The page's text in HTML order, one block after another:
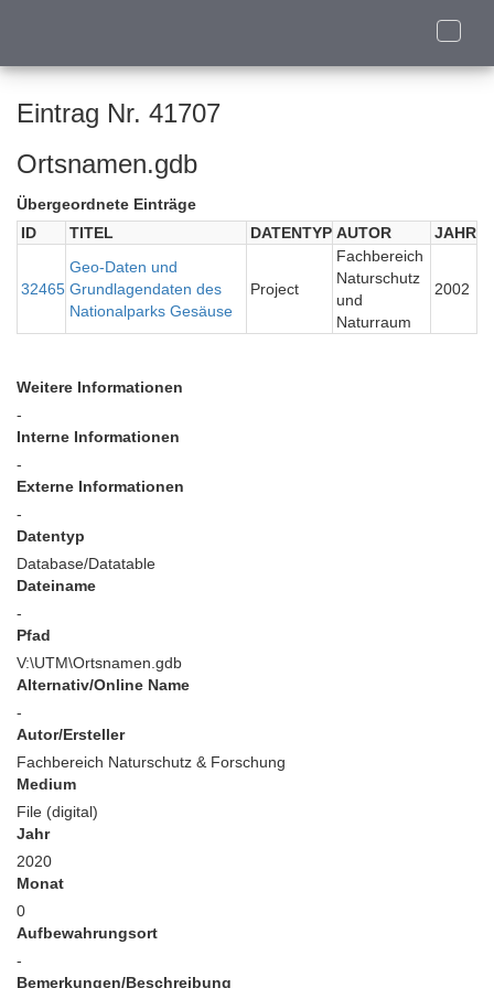
Toggle
Eintrag Nr. 41707
Ortsnamen.gdb
Übergeordnete Einträge
ID
TITEL DATENTYP AUTOR JAHR
32465
Geo-Daten und
Grundlagendaten des
Nationalparks Gesäuse
Project
Fachbereich
Naturschutz
und
Naturraum
2002
Weitere Informationen
-
Interne Informationen
-
Externe Informationen
-
Datentyp
Database/Datatable
Dateiname
-
Pfad
V:\UTM\Ortsnamen.gdb
Alternativ/Online Name
-
Autor/Ersteller
Fachbereich Naturschutz & Forschung
Medium
File (digital)
Jahr
2020
Monat
0
Aufbewahrungsort
-
Bemerkungen/Beschreibung